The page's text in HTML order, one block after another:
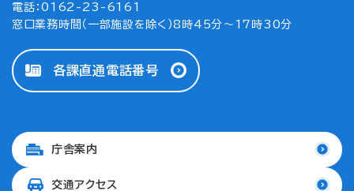
電話：0162-23-6161
窓口業務時間（一部施設を除く）8時45分～17時30分
各課直通電話番号
庁舎案内
交通アクセス